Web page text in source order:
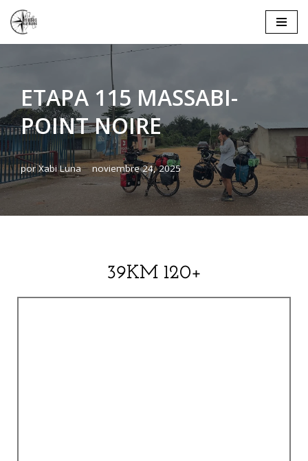
Saltar
contenido
ETAPA 115 MASSABI-
POINT NOIRE
porXabi Luna noviembre 24, 2025
39KM 120+